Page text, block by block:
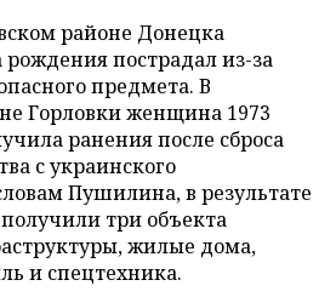
районе Донецка
пострадал из-за
предмета. В
Горловки женщина 1973
ранения после сброса
с украинского
Пушилина, в результате
три объекта
жилые дома,
и спецтехника.